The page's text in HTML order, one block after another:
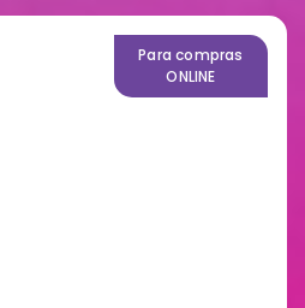
Para compras
ONLINE